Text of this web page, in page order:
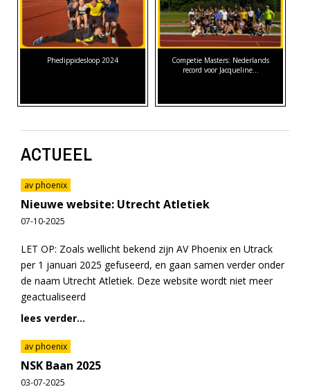
Phedippidesloop 2024
Competie Masters: Nederlands
record voor Jacqueline…
ACTUEEL
av phoenix
Nieuwe website: Utrecht Atletiek
07-10-2025
LET OP: Zoals wellicht bekend zijn AV Phoenix en Utrack
per 1 januari 2025 gefuseerd, en gaan samen verder onder
de naam Utrecht Atletiek. Deze website wordt niet meer
geactualiseerd
lees verder...
av phoenix
NSK Baan 2025
03-07-2025